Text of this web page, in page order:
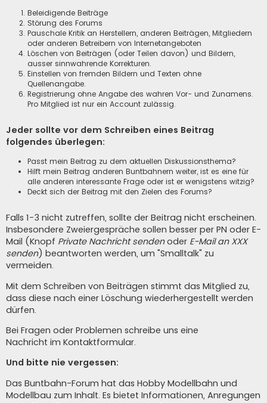
Beleidigende Beiträge
Störung des Forums
Pauschale Kritik an Herstellern, anderen Beiträgen, Mitgliedern
oder anderen Betreibern von Internetangeboten
Löschen von Beiträgen (oder Teilen davon) und Bildern,
ausser sinnwahrende Korrekturen.
Einstellen von fremden Bildern und Texten ohne
Quellenangabe.
Registrierung ohne Angabe des wahren Vor- und Zunamens.
Pro Mitglied ist nur ein Account zulässig.
Jeder sollte vor dem Schreiben eines Beitrag
folgendes überlegen:
Passt mein Beitrag zu dem aktuellen Diskussionsthema?
Hilft mein Beitrag anderen Buntbahnern weiter, ist es eine für
alle anderen interessante Frage oder ist er wenigstens witzig?
Deckt sich der Beitrag mit den Zielen des Forums?
Falls 1-3 nicht zutreffen, sollte der Beitrag nicht erscheinen.
Insbesondere Zweiergespräche sollen besser per PN oder E-
Mail (Knopf Private Nachricht sendenoder E-Mail an XXX
senden) beantworten werden, um "Smalltalk" zu
vermeiden.
Mit dem Schreiben von Beiträgen stimmt das Mitglied zu,
dass diese nach einer Löschung wiederhergestellt werden
dürfen.
Bei Fragen oder Problemen schreibe uns eine
Nachricht im Kontaktformular.
Und bitte nie vergessen:
Das Buntbahn-Forum hat das Hobby Modellbahn und
Modellbau zum Inhalt. Es bietet Informationen, Anregungen